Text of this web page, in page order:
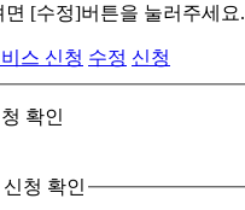
면 [수정]버튼을 눌러주세요.
스 신청 수정 신청
확인
청 확인